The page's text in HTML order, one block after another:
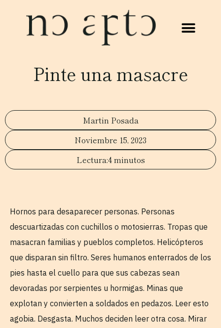
Pinte una masacre
Martin Posada
Noviembre 15, 2023
4 minutos
Hornos para desaparecer personas. Personas
descuartizadas con cuchillos o motosierras. Tropas que
masacran familias y pueblos completos. Helicópteros
que disparan sin filtro. Seres humanos enterrados de los
pies hasta el cuello para que sus cabezas sean
devoradas por serpientes u hormigas. Minas que
explotan y convierten a soldados en pedazos. Leer esto
agobia. Desgasta. Muchos deciden leer otra cosa. Mirar